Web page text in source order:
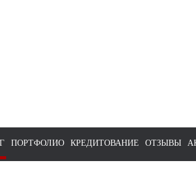
ПОРТФОЛИО КРЕДИТОВАНИЕ ОТЗЫВЫ